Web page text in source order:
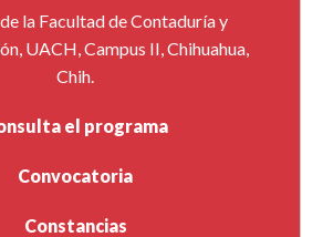
la Facultad de Contaduría y
UACH, Campus II, Chihuahua,
Chih.
el programa
Convocatoria
Constancias